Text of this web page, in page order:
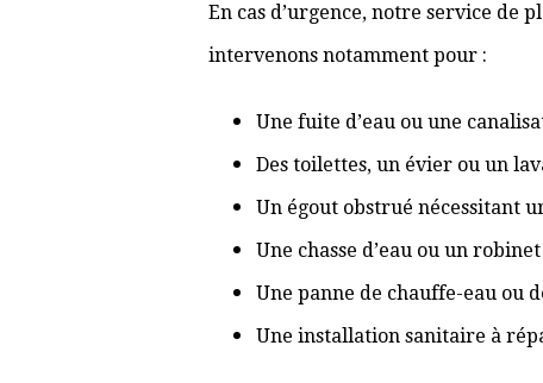
En cas d’urgence, notre service de
intervenons notamment pour :
Une fuite d’eau ou une
Des toilettes, un évier ou un
Un égout obstrué nécessitant
Une chasse d’eau ou un
Une panne de chauffe-eau ou
Une installation sanitaire à